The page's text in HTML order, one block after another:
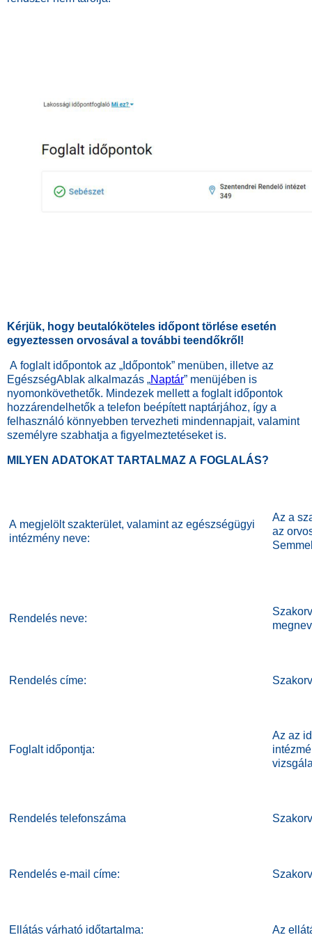
Kérjük, hogy beutalóköteles időpont törlése esetén
egyeztessen orvosával a további teendőkről!
A foglalt időpontok az „Időpontok” menüben, illetve az
EgészségAblak alkalmazás „ Naptár” menüjében is
nyomonkövethetők. Mindezek mellett a foglalt időpontok
hozzárendelhetők a telefon beépített naptárjához, így a
felhasználó könnyebben tervezheti mindennapjait, valamint
személyre szabhatja a figyelmeztetéseket is.
MILYEN ADATOKAT TARTALMAZ A FOGLALÁS?
A megjelölt szakterület, valamint az egészségügyi
intézmény neve:
Az a
az
Rendelés neve:
Rendelés címe:
Foglalt időpontja:
Az az
Rendelés telefonszáma
Rendelés e-mail címe:
Ellátás várható időtartalma: Az